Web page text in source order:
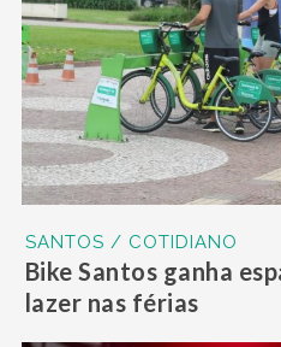
SANTOS / COTIDIANO
Bike Santos ganha
lazer nas férias